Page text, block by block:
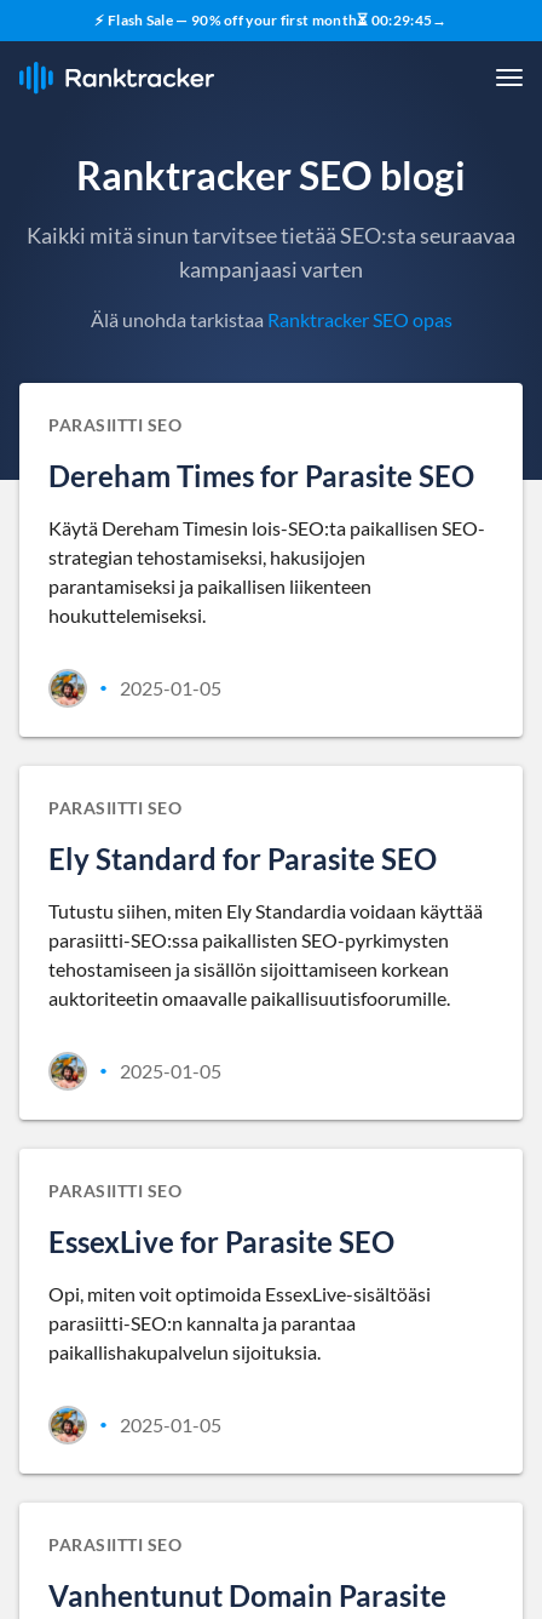
⚡ Flash Sale — 90% off your first month⏳ 00:29:44→
Ranktracker SEO blogi
Kaikki mitä sinun tarvitsee tietää SEO:sta seuraavaa
kampanjaasi varten
Älä unohda tarkistaa Ranktracker SEO opas
PARASIITTI SEO
Dereham Times for Parasite SEO
Käytä Dereham Timesin lois-SEO:ta paikallisen SEO-
strategian tehostamiseksi, hakusijojen
parantamiseksi ja paikallisen liikenteen
houkuttelemiseksi.
• 2025-01-05
PARASIITTI SEO
Ely Standard for Parasite SEO
Tutustu siihen, miten Ely Standardia voidaan käyttää
parasiitti-SEO:ssa paikallisten SEO-pyrkimysten
tehostamiseen ja sisällön sijoittamiseen korkean
auktoriteetin omaavalle paikallisuutisfoorumille.
• 2025-01-05
PARASIITTI SEO
EssexLive for Parasite SEO
Opi, miten voit optimoida EssexLive-sisältöäsi
parasiitti-SEO:n kannalta ja parantaa
paikallishakupalvelun sijoituksia.
• 2025-01-05
PARASIITTI SEO
Vanhentunut Domain Parasite